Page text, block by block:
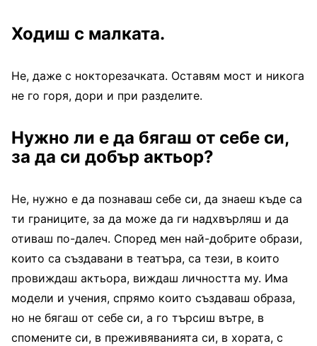
Ходиш с малката.
Не, даже с нокторезачката. Оставям мост и никога
не го горя, дори и при разделите.
Нужно ли е да бягаш от себе си,
за да си добър актьор?
Не, нужно е да познаваш себе си, да знаеш къде са
ти границите, за да може да ги надхвърляш и да
отиваш по-далеч. Според мен най-добрите образи,
които са създавани в театъра, са тези, в които
провиждаш актьора, виждаш личността му. Има
модели и учения, спрямо които създаваш образа,
но не бягаш от себе си, а го търсиш вътре, в
спомените си, в преживяванията си, в хората, с